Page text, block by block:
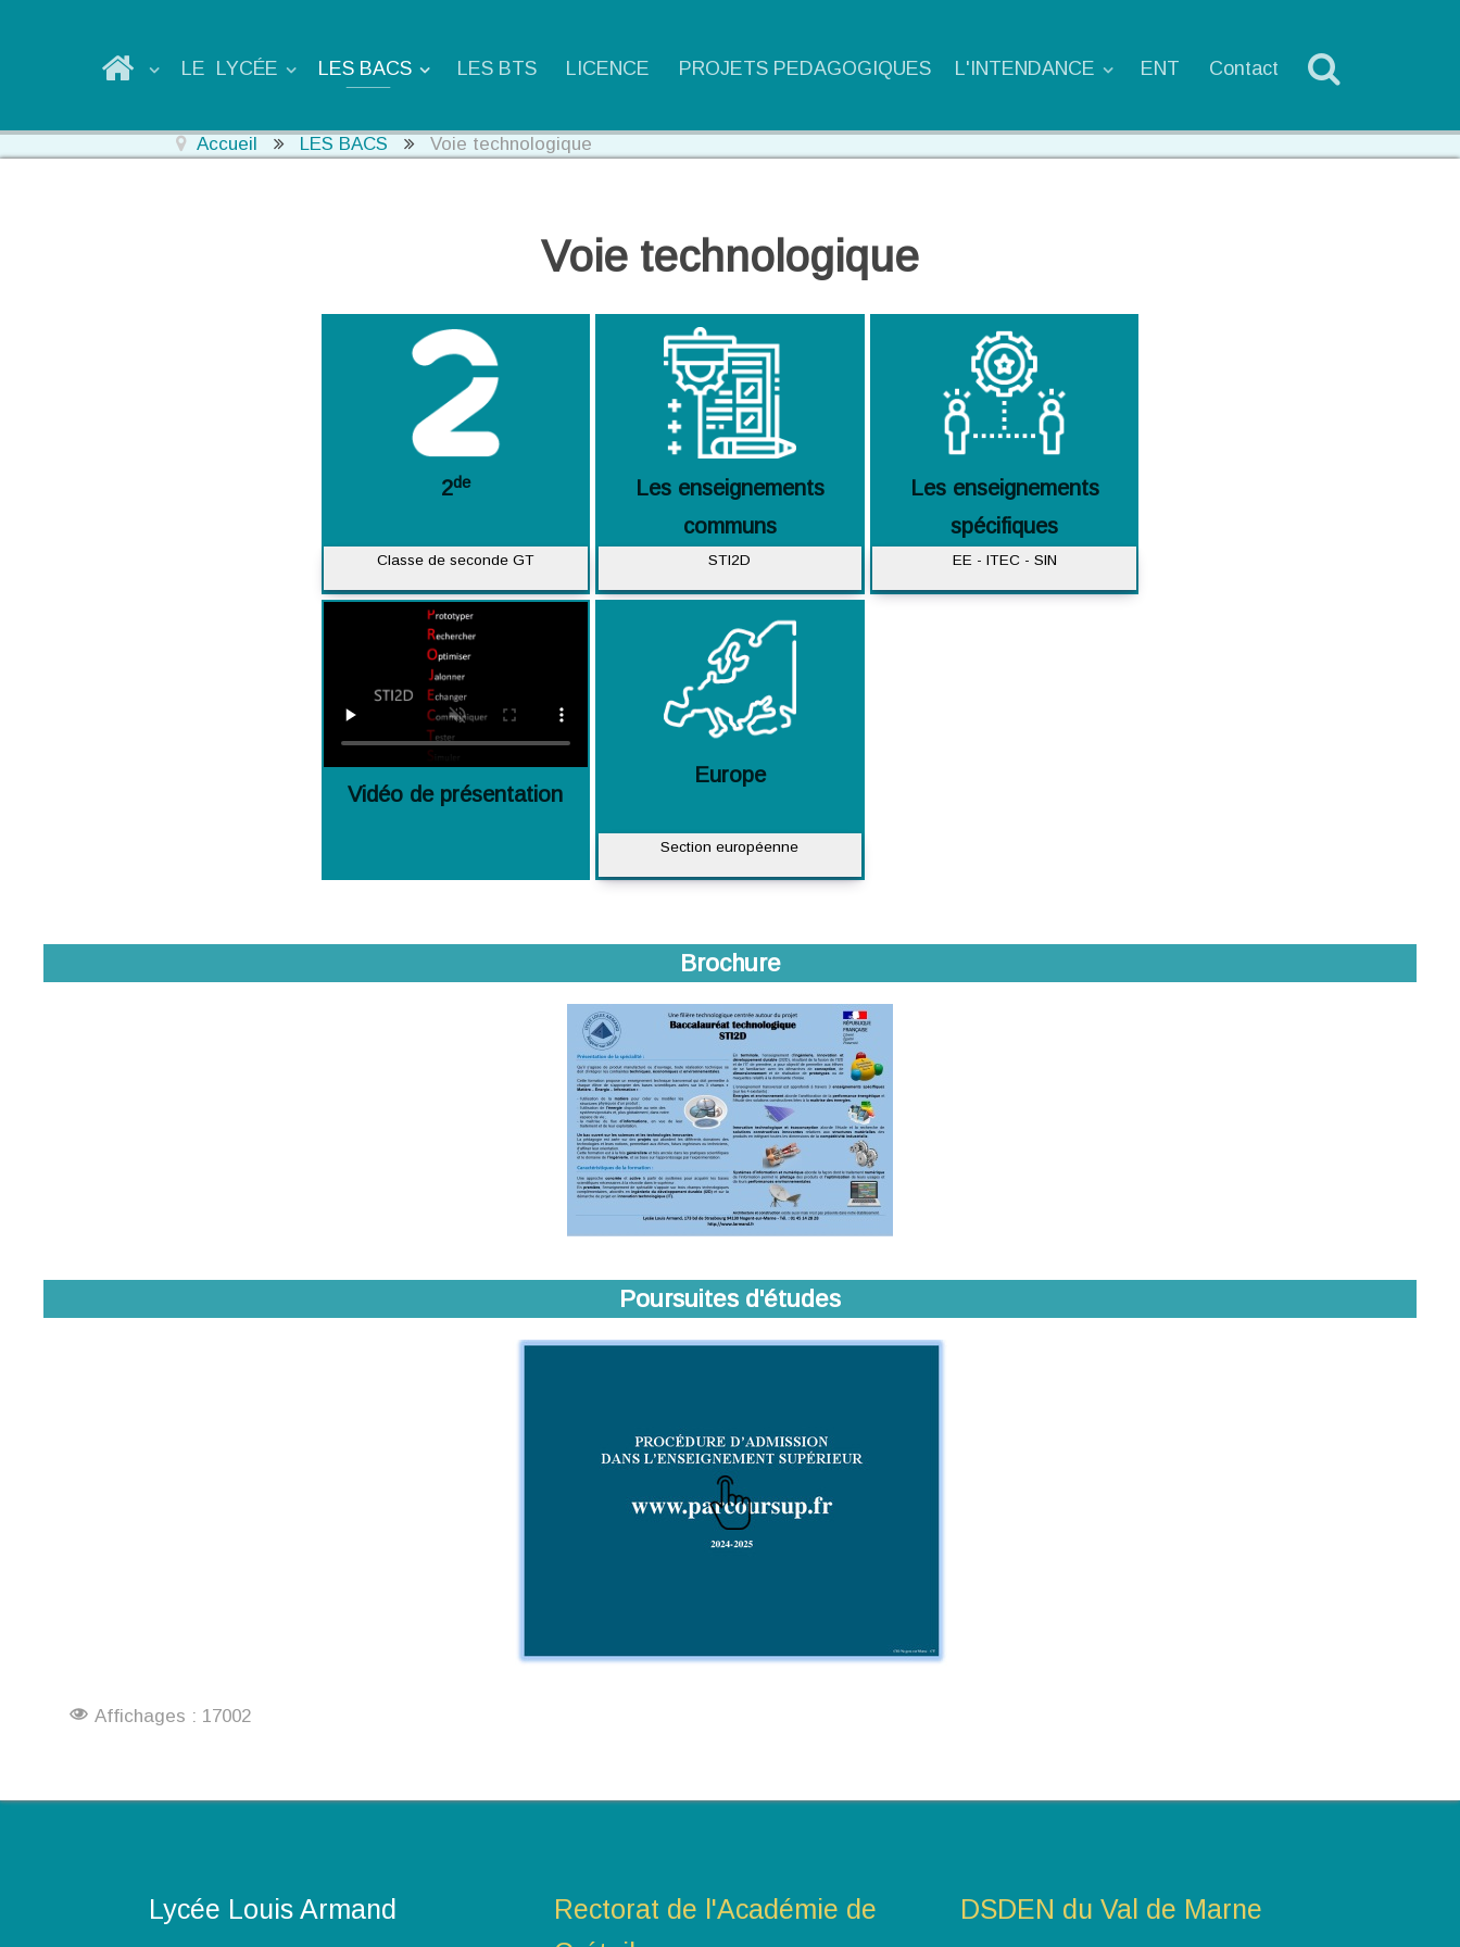
LE LYCÉE LES BACS LES BTS LICENCE PROJETS PEDAGOGIQUES L'INTENDANCE ENT Contact
Accueil LES BACS Voie technologique
Voie technologique
2de
Classe de seconde GT
Les enseignements
communs
STI2D
Les enseignements
spécifiques
EE - ITEC - SIN
Vidéo de présentation
Europe
Section européenne
Brochure
Poursuites d'études
Affichages : 17002
Lycée Louis Armand
Rectorat de l'Académie de
DSDEN du Val de Marne